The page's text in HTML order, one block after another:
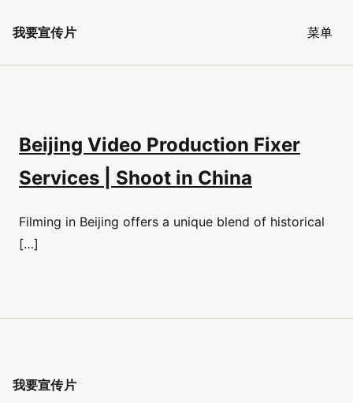
我要宣传片 菜单
Beijing Video Production Fixer
Services | Shoot in China
Filming in Beijing offers a unique blend of historical
[…]
我要宣传片